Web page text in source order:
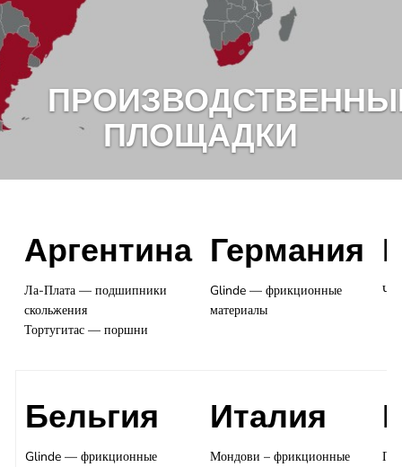
ПЛОЩАДКИ
Аргентина
Ла-Плата — подшипники
скольжения
Тортугитас — поршни
Германия
Glinde — фрикционные
материалы
Бельгия
Glinde — фрикционные
Италия
Мондови – фрикционные